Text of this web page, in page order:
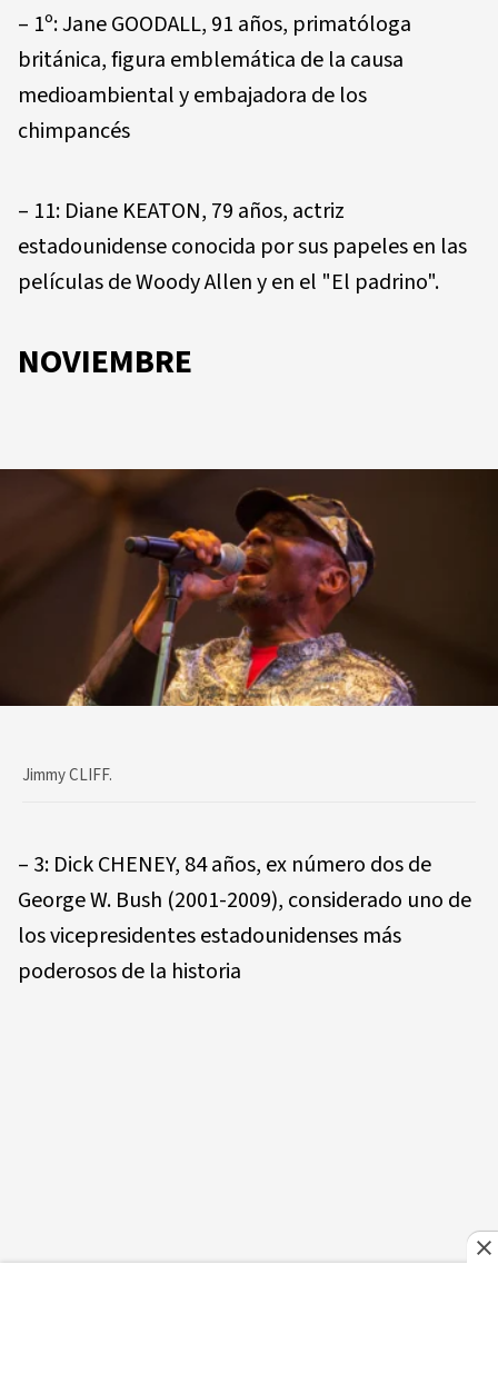
– 1º: Jane GOODALL, 91 años, primatóloga
británica, figura emblemática de la causa
medioambiental y embajadora de los
chimpancés
– 11: Diane KEATON, 79 años, actriz
estadounidense conocida por sus papeles en las
películas de Woody Allen y en el "El padrino".
NOVIEMBRE
Jimmy CLIFF.
– 3: Dick CHENEY, 84 años, ex número dos de
George W. Bush (2001-2009), considerado uno de
los vicepresidentes estadounidenses más
poderosos de la historia